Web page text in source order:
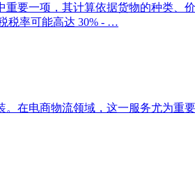
重要一项，其计算依据货物的种类
税率可能高达 30% - …
在电商物流领域，这一服务尤为